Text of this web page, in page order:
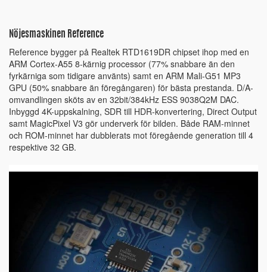
Nöjesmaskinen Reference
Reference bygger på Realtek RTD1619DR chipset ihop med en
ARM Cortex-A55 8-kärnig processor (77% snabbare än den
fyrkärniga som tidigare använts) samt en ARM Mali-G51 MP3
GPU (50% snabbare än föregångaren) för bästa prestanda. D/A-
omvandlingen sköts av en 32bit/384kHz ESS 9038Q2M DAC.
Inbyggd 4K-uppskalning, SDR till HDR-konvertering, Direct Output
samt MagicPixel V3 gör underverk för bilden. Både RAM-minnet
och ROM-minnet har dubblerats mot föregående generation till 4
respektive 32 GB.